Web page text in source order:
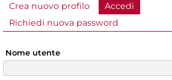
Schede primarie
Crea nuovo profilo Accedi
Richiedi nuova password
Nome utente